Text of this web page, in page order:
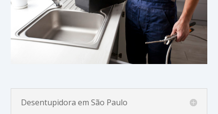
Desentupidora em São Paulo